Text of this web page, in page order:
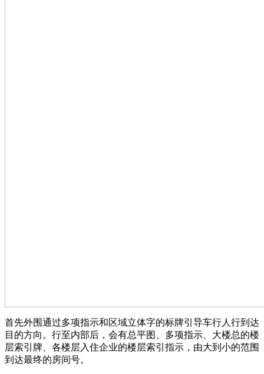
首先外围通过多项指示和区域立体字的标牌引导车行人行到达
目的方向。行至内部后，会有总平图、多项指示、大楼总的楼
层索引牌、各楼层入住企业的楼层索引指示，由大到小的范围
到达最终的房间号。